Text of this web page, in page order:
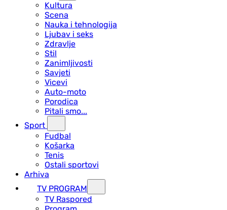
Kultura
Scena
Nauka i tehnologija
Ljubav i seks
Zdravlje
Stil
Zanimljivosti
Savjeti
Vicevi
Auto-moto
Porodica
Pitali smo...
Sport
Fudbal
Košarka
Tenis
Ostali sportovi
Arhiva
TV PROGRAM
ТV Raspored